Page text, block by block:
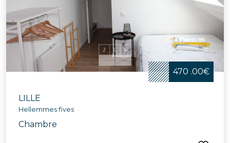
470 .00€
LILLE
Hellemmes fives
Chambre